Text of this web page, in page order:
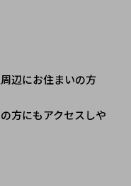
辺にお住まいの方
方にもアクセスしや